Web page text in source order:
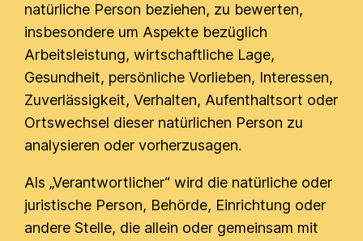
natürliche Person beziehen, zu bewerten,
insbesondere um Aspekte bezüglich
Arbeitsleistung, wirtschaftliche Lage,
Gesundheit, persönliche Vorlieben, Interessen,
Zuverlässigkeit, Verhalten, Aufenthaltsort oder
Ortswechsel dieser natürlichen Person zu
analysieren oder vorherzusagen.
Als „Verantwortlicher“ wird die natürliche oder
juristische Person, Behörde, Einrichtung oder
andere Stelle, die allein oder gemeinsam mit